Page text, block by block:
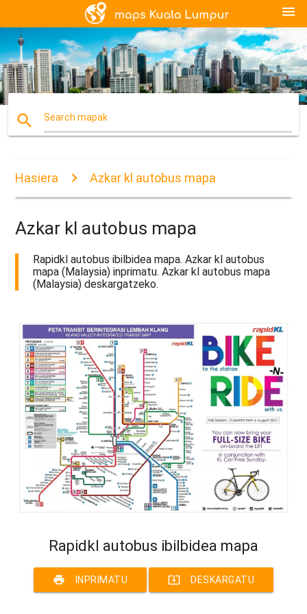
menu
search Search mapak
Hasiera Azkar kl autobus mapa
Azkar kl autobus mapa
Rapidkl autobus ibilbidea mapa. Azkar kl autobus
mapa (Malaysia) inprimatu. Azkar kl autobus mapa
(Malaysia) deskargatzeko.
Rapidkl autobus ibilbidea mapa
print INPRIMATU system_update_alt DESKARGATU